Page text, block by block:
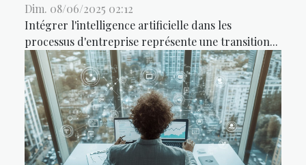
Dim. 08/06/2025 02:12
Intégrer l'intelligence artificielle dans les
processus d'entreprise représente une transition...